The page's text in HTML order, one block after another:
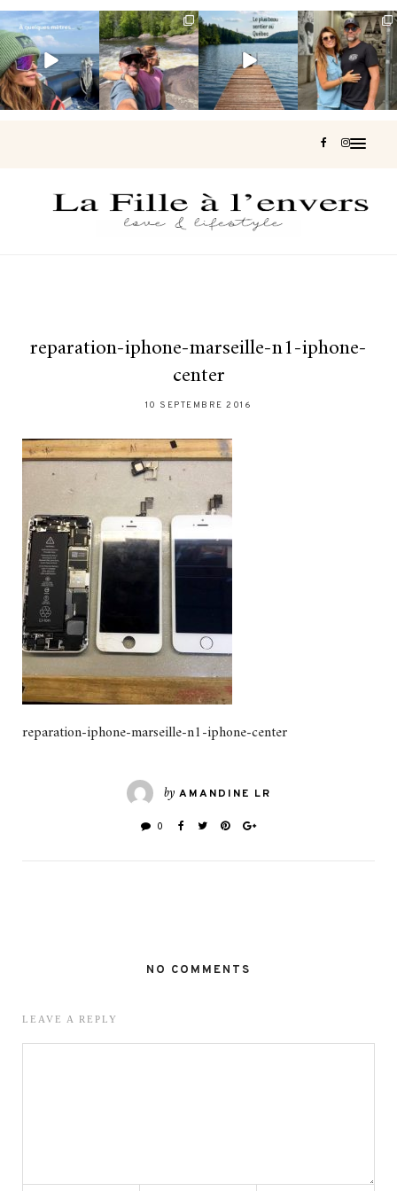
Voir une baleine
en photo, c’est
impressionnant
🐋...
Les Laurentides,
le Québec
version nature.
...
Et si je te disais
qu’il existe un
sentier où tu...
127 37
Montréal, une
très belle
surprise 🇨🇦
453
reparation-iphone-marseille-n1-iphone-
center
10 SEPTEMBRE 2016
reparation-iphone-marseille-n1-iphone-center
by AMANDINE LR
0
NO COMMENTS
LEAVE A REPLY